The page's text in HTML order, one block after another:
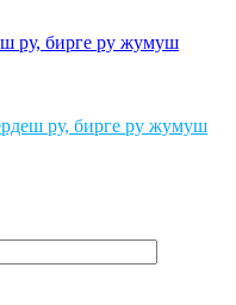
ру, бирге ру жумуш